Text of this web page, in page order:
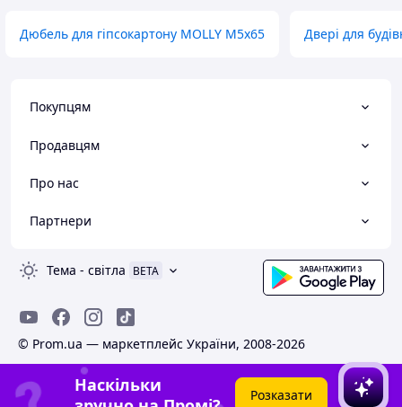
Дюбель для гіпсокартону MOLLY М5х65 Двері для
Покупцям
Продавцям
Про нас
Партнери
Тема - світла BETA
© Prom.ua — маркетплейс України, 2008-2026
Наскільки
Розказати